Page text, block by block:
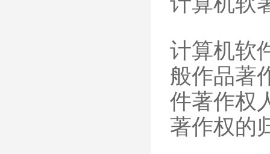
计算机软
般作品著
件著作权
著作权的